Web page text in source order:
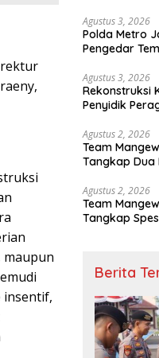
maupun
insentif,
Agustus 3, 2026
Polda Metro
Pengedar
Melalui Media
Agustus 3, 2026
Rekonstruksi
Penyidik
Agustus 2, 2026
Team
Tangkap Dua
Agustus 2, 2026
Team
Tangkap
Berita